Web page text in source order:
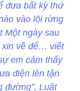
đưa bất kỳ thứ
vào lõi rừng
Một ngày sau
xin về để… viết
em cảm thấy
điện lên tận
đường”, Luật